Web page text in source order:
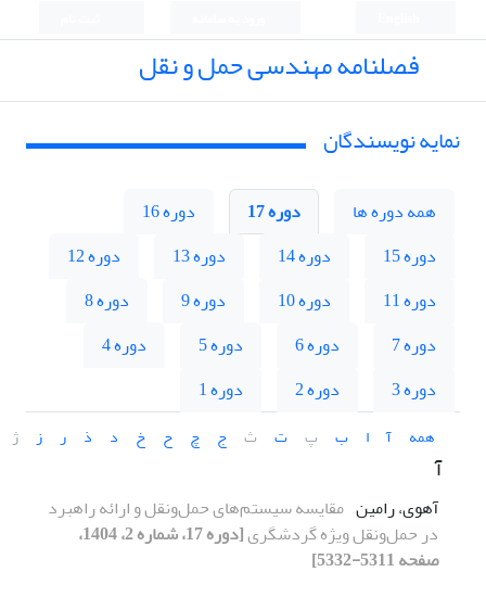
فصلنامه مهندسی حمل و نقل
نمایه نویسندگان
همه دوره ها دوره 17
دوره 16
دوره 15
دوره 14 دوره 13
دوره 12
دوره 11
دوره 10 دوره 9
دوره 8
دوره 7
دوره 6 دوره 5
دوره 4
دوره 3
دوره 2 دوره 1
همه آ ا ب پ ت ث ج چ ح خ د ذ ر ز ژ
آ
آهوی، رامین مقایسه سیستم‌های حمل‌ونقل و ارائه راهبرد
در حمل‌ونقل ویژه گردشگری
[دوره 17، شماره 2، 1404،
صفحه 5311-5332]